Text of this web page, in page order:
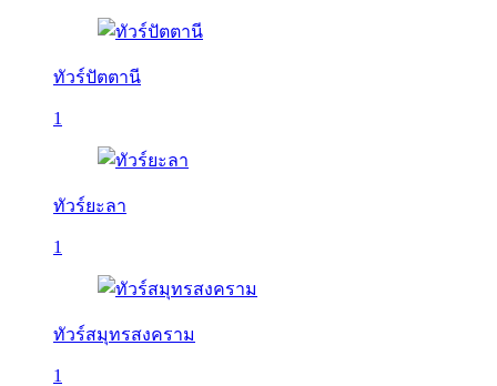
ทัวร์ปัตตานี
1
ทัวร์ยะลา
1
ทัวร์สมุทรสงคราม
1